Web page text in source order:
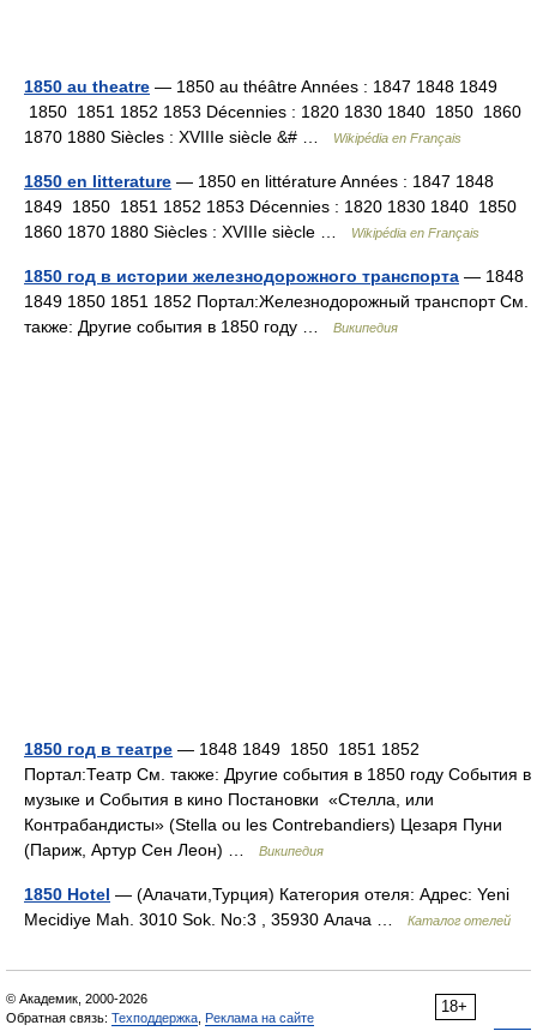
1850 au theatre — 1850 au théâtre Années : 1847 1848 1849
1850 1851 1852 1853 Décennies : 1820 1830 1840 1850 1860
1870 1880 Siècles : XVIIIe siècle &# …
Wikipédia en Français
1850 en litterature — 1850 en littérature Années : 1847 1848
1849 1850 1851 1852 1853 Décennies : 1820 1830 1840 1850
1860 1870 1880 Siècles : XVIIIe siècle …
Wikipédia en Français
1850 год в истории железнодорожного транспорта — 1848
1849 1850 1851 1852 Портал:Железнодорожный транспорт См.
также: Другие события в 1850 году …
Википедия
1850 год в театре — 1848 1849 1850 1851 1852
Портал:Театр См. также: Другие события в 1850 году События в
музыке и События в кино Постановки «Стелла, или
Контрабандисты» (Stella ou les Contrebandiers) Цезаря Пуни
(Париж, Артур Сен Леон) …
Википедия
1850 Hotel — (Алачати,Турция) Категория отеля: Адрес: Yeni
Mecidiye Mah. 3010 Sok. No:3 , 35930 Алача …
Каталог отелей
18+
© Академик, 2000-2026
Обратная связь: Техподдержка Реклама на сайте